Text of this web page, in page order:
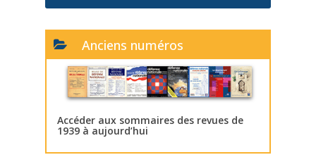
Anciens numéros
Accéder aux sommaires des revues de
1939 à aujourd’hui